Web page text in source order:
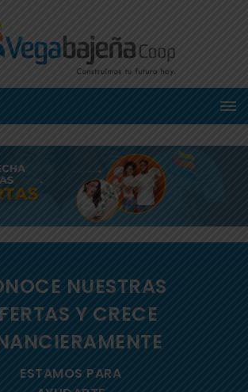
NUESTRAS
Y CRECE
ESTAMOS PARA